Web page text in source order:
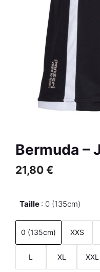
Bermuda –
21,80 €
Taille 0 (135cm)
0 (135cm) XXS
L XL XXL